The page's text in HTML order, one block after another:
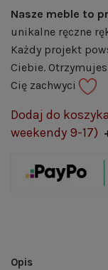
Nasze meble to
unikalne ręczne
Każdy projekt
Ciebie.
Cię zachwyci
Dodaj do
weekendy 9-17)
Opis